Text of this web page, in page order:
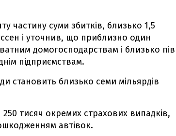
частину суми збитків, близько 1,5
і уточнив, що приблизно один
домогосподарствам і близько пів
підприємствам.
становить близько семи мільярдів
тисяч окремих страхових випадків,
автівок.